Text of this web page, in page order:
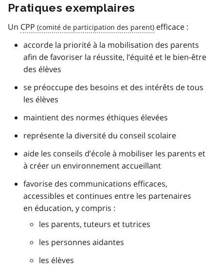
Pratiques exemplaires
Un CPP
efficace :
accorde la priorité à la mobilisation des parents
afin de favoriser la réussite, l’équité et le bien-être
des élèves
se préoccupe des besoins et des intérêts de tous
les élèves
maintient des normes éthiques élevées
représente la diversité du conseil scolaire
aide les conseils d’école à mobiliser les parents et
à créer un environnement accueillant
favorise des communications efficaces,
accessibles et continues entre les partenaires
en éducation, y compris :
les parents, tuteurs et tutrices
les personnes aidantes
les élèves